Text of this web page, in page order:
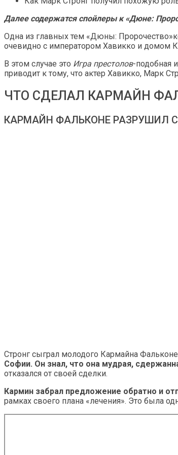
Далее содержатся спойлеры к «Дюне:
Одна из главных тем «Дюны:
очевидно с императором Хавикко и домом
В этом случае это Игра престолов-подобная
приводит к тому, что актер Хавикко, Марк
ЧТО СДЕЛАЛ КАРМАЙН
КАРМАЙН ФАЛЬКОНЕ РАЗРУШИЛ
Стронг сыграл молодого Кармайна
Софии. Он знал, что она мудрая,
отказался от своей сделки.
Кармин забрал предложение обратно и
рамках своего плана «лечения». Это была